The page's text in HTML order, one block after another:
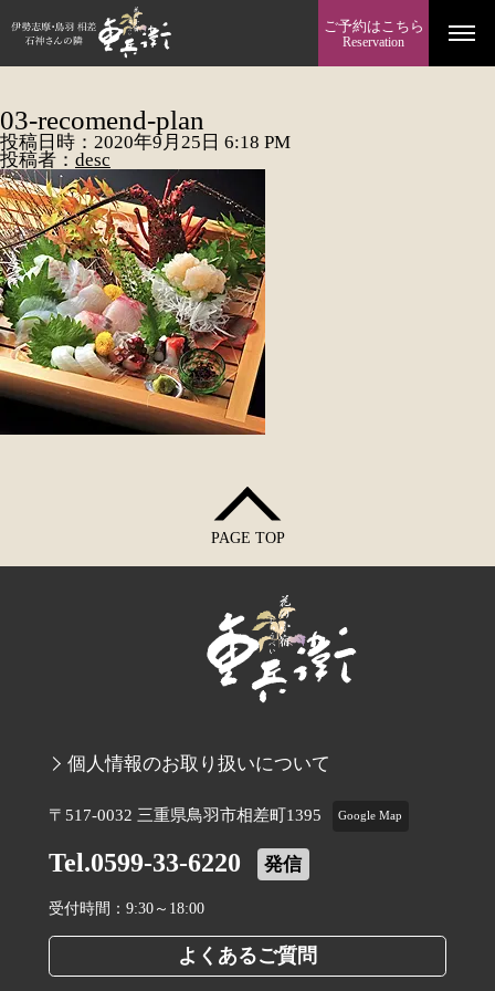
ご予約はこちら
Reservation
03-recomend-plan
投稿日時：2020年9月25日 6:18 PM
投稿者： desc
PAGE TOP
個人情報のお取り扱いについて
〒517-0032 三重県鳥羽市相差町1395 Google Map
Tel.0599-33-6220 発信
受付時間：9:30～18:00
よくあるご質問